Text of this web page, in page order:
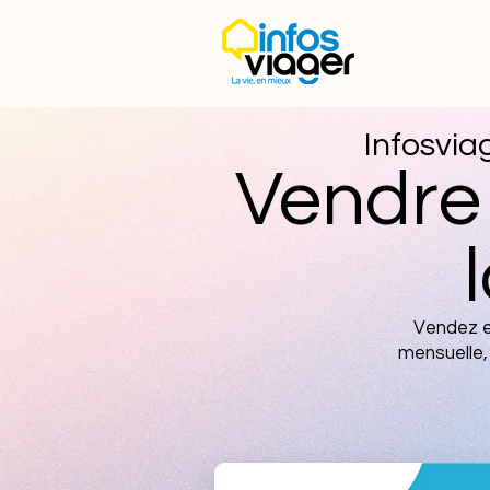
Vendez